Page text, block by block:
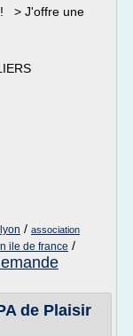
! > J'offre une
/ association
ile de france /
de Plaisir